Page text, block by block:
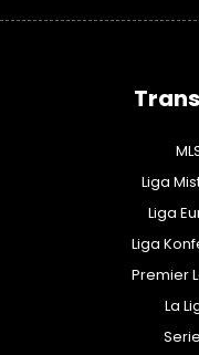
Liga
Liga
Liga
Premier
La